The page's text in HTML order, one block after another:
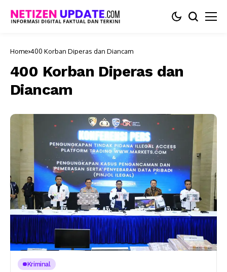
Home 400 Korban Diperas dan Diancam
400 Korban Diperas dan
Diancam
Kriminal